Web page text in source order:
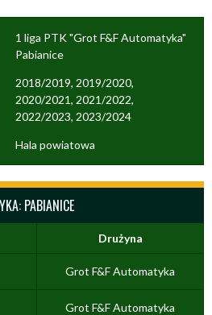
1 liga PTK "Grot F&F Automatyka"
Pabianice
2018/2019, 2019/2020,
2020/2021, 2021/2022,
2022/2023, 2023/2024
Hala powiatowa
PABIANICE
Drużyna
Grot F&F Automatyka
Grot F&F Automatyka